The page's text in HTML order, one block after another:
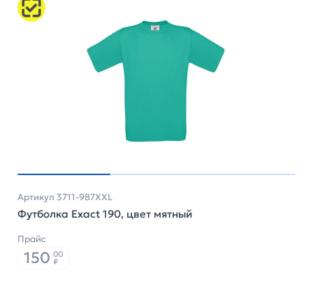
Артикул 3711-987XXL
Футболка Exact 190, цвет мятный
Прайс
150 00
₽